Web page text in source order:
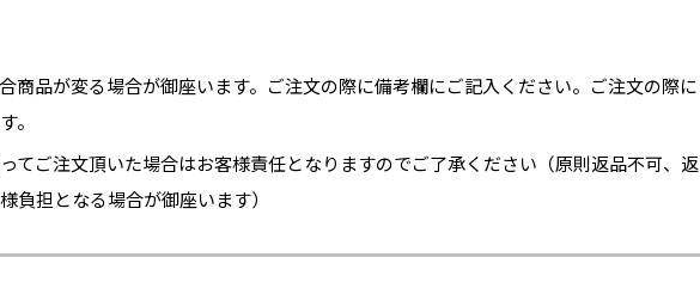
商品が変る場合が御座います。ご注文の際に備考欄にご記入ください。ご注文の際に
。
てご注文頂いた場合はお客様責任となりますのでご了承ください（原則返品不可、返
負担となる場合が御座います）